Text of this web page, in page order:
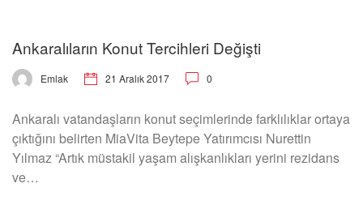
Ankaralıların Konut Tercihleri Değişti
Emlak 21 Aralık 2017 0
Ankaralı vatandaşların konut seçimlerinde farklılıklar ortaya
çıktığını belirten MiaVita Beytepe Yatırımcısı Nurettin
Yılmaz “Artık müstakil yaşam alışkanlıkları yerini rezidans
ve…